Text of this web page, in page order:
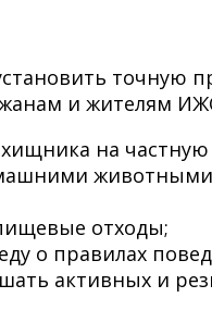
точную
и жителям
на
отходы;
о правилах
активных и